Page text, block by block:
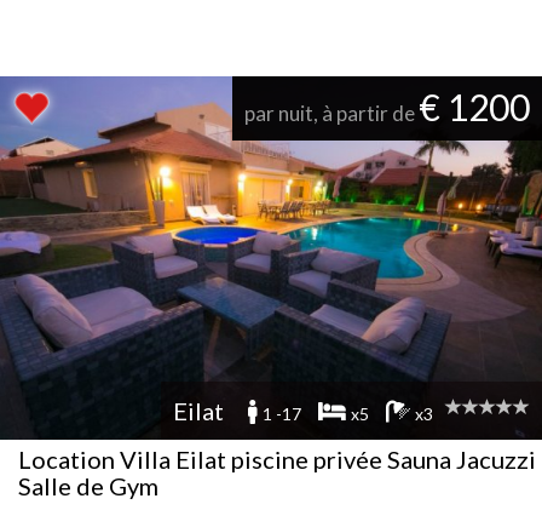
par nuit, à partir de€ 1200
Eilat 1 -17 x5 x3
Location Villa Eilat piscine privée Sauna Jacuzzi
Salle de Gym